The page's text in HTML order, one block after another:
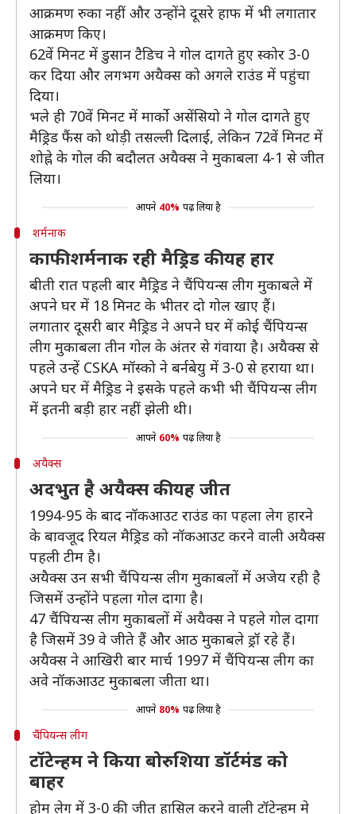
आक्रमण रुका नहीं और उन्होंने दूसरे हाफ में भी लगातार
आक्रमण किए।
62वें मिनट में डुसान टैडिच ने गोल दागते हुए स्कोर 3-0
कर दिया और लगभग अयैक्स को अगले राउंड में पहुंचा
दिया।
भले ही 70वें मिनट में मार्को असेंसियो ने गोल दागते हुए
मैड्रिड फैंस को थोड़ी तसल्ली दिलाई, लेकिन 72वें मिनट में
शोह्ने के गोल की बदौलत अयैक्स ने मुकाबला 4-1 से जीत
लिया।
आपने 40% पढ़ लिया है
शर्मनाक
काफी शर्मनाक रही मैड्रिड की यह हार
बीती रात पहली बार मैड्रिड ने चैंपियन्स लीग मुकाबले में
अपने घर में 18 मिनट के भीतर दो गोल खाए हैं।
लगातार दूसरी बार मैड्रिड ने अपने घर में कोई चैंपियन्स
लीग मुकाबला तीन गोल के अंतर से गंवाया है। अयैक्स से
पहले उन्हें CSKA मॉस्को ने बर्नबेयु में 3-0 से हराया था।
अपने घर में मैड्रिड ने इसके पहले कभी भी चैंपियन्स लीग
में इतनी बड़ी हार नहीं झेली थी।
आपने 60% पढ़ लिया है
अयैक्स
अदभुत है अयैक्स की यह जीत
1994-95 के बाद नॉकआउट राउंड का पहला लेग हारने
के बावजूद रियल मैड्रिड को नॉकआउट करने वाली अयैक्स
पहली टीम है।
अयैक्स उन सभी चैंपियन्स लीग मुकाबलों में अजेय रही है
जिसमें उन्होंने पहला गोल दागा है।
47 चैंपियन्स लीग मुकाबलों में अयैक्स ने पहले गोल दागा
है जिसमें 39 वे जीते हैं और आठ मुकाबले ड्रॉ रहे हैं।
अयैक्स ने आखिरी बार मार्च 1997 में चैंपियन्स लीग का
अवे नॉकआउट मुकाबला जीता था।
आपने 80% पढ़ लिया है
चैंपियन्स लीग
टॉटेन्हम ने किया बोरुशिया डॉर्टमंड को
बाहर
होम लेग में 3-0 की जीत हासिल करने वाली टॉटेन्हम मे